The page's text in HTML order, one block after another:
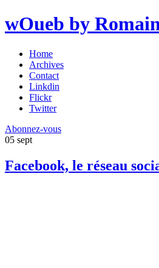
wOueb by
Home
Archives
Contact
Linkdin
Flickr
Twitter
Abonnez-vous
05 sept
Facebook, le réseau